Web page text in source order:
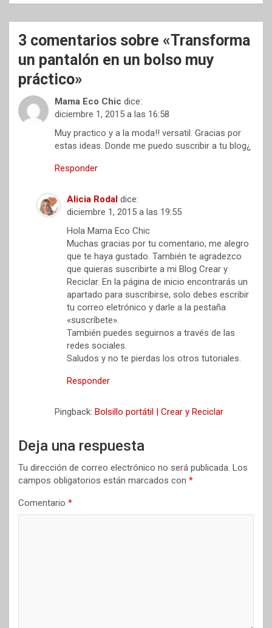
k s
t
p i
3 comentarios sobre «Transforma
un pantalón en un bolso muy
práctico»
Mama Eco Chic dice:
diciembre 1, 2015 a las 16:58
Muy practico y a la moda!! versatil. Gracias por
estas ideas. Donde me puedo suscribir a tu blog¿
Responder
Alicia Rodal dice:
diciembre 1, 2015 a las 19:55
Hola Mama Eco Chic
Muchas gracias por tu comentario, me alegro
que te haya gustado. También te agradezco
que quieras suscribirte a mi Blog Crear y
Reciclar. En la página de inicio encontrarás un
apartado para suscribirse, solo debes escribir
tu correo eletrónico y darle a la pestaña
«suscríbete».
También puedes seguirnos a través de las
redes sociales.
Saludos y no te pierdas los otros tutoriales.
Responder
Pingback: Bolsillo portátil | Crear y Reciclar
Deja una respuesta
Tu dirección de correo electrónico no será publicada. Los
campos obligatorios están marcados con *
Comentario *